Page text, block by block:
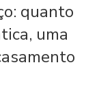
quanto
uma